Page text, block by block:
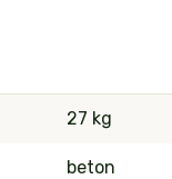
27 kg
beton